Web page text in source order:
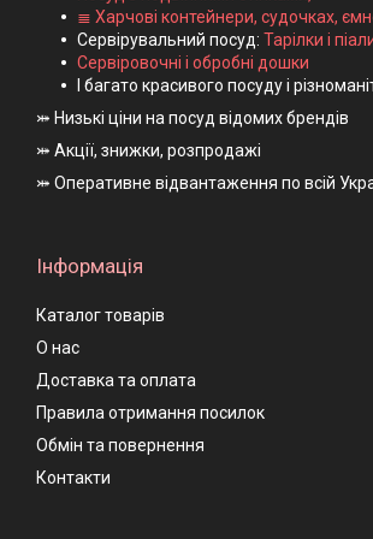
≣ Харчові контейнери, судочках,
Сервірувальний посуд: Тарілки і
Сервіровочні і обробні дошки
І багато красивого посуду і
⤗ Низькі ціни на посуд відомих брендів
⤗ Акції, знижки, розпродажі
⤗ Оперативне відвантаження по всій
Інформація
Каталог товарів
О нас
Доставка та оплата
Правила отримання посилок
Обмін та повернення
Контакти